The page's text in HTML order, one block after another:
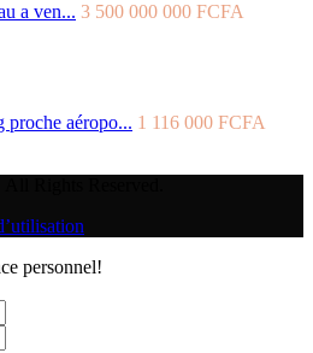
a ven... 3 500 000 000 FCFA
proche aéropo... 1 116 000 FCFA
personnel!